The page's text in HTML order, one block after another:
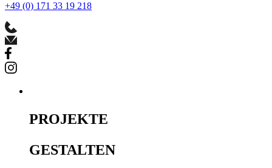
+49 (0) 171 33 19 218
PROJEKTE
GESTALTEN